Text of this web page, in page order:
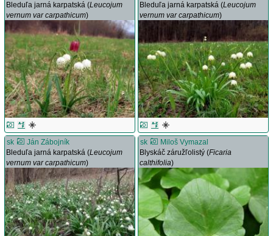
Bleduľa jarná karpatská (Leucojum
vernum var carpathicum)
Bleduľa jarná karpatská (Leucojum
vernum var carpathicum)
sk
Ján Zábojník
Bleduľa jarná karpatská (Leucojum
vernum var carpathicum)
sk
Miloš Vymazal
Blyskáč záružľolistý (Ficaria
calthifolia)